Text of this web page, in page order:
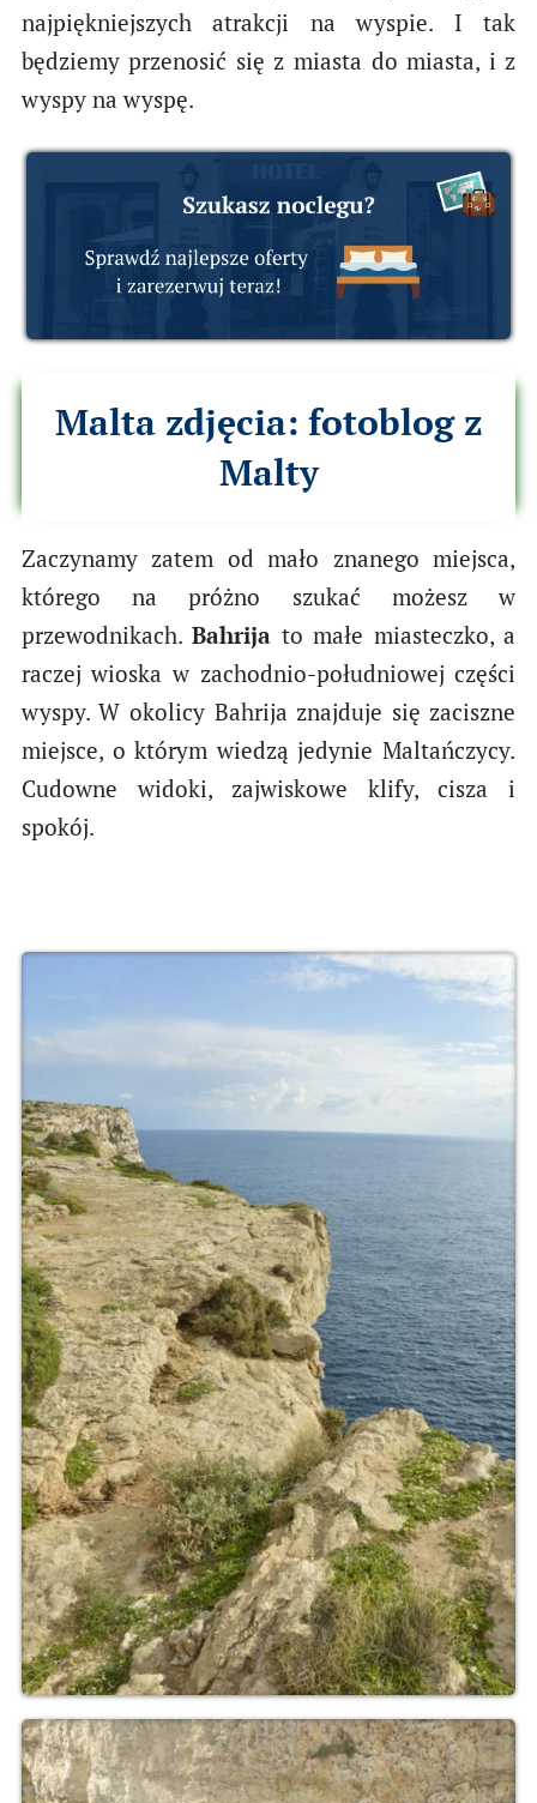
najpiękniejszych atrakcji na wyspie. I tak
będziemy przenosić się z miasta do miasta, i z
wyspy na wyspę.
Malta zdjęcia: fotoblog z
Malty
Zaczynamy zatem od mało znanego miejsca,
którego na próżno szukać możesz w
przewodnikach.Bahrija to małe miasteczko, a
raczej wioska w zachodnio-południowej części
wyspy. W okolicy Bahrija znajduje się zaciszne
miejsce, o którym wiedzą jedynie Maltańczycy.
Cudowne widoki, zajwiskowe klify, cisza i
spokój.